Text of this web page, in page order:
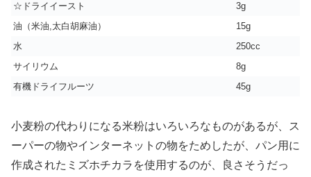
☆ドライイースト
3g
油（米油,太白胡麻油）
15g
水
250cc
サイリウム
8g
有機ドライフルーツ
45g
小麦粉の代わりになる米粉はいろいろなものがあるが、ス
ーパーの物やインターネットの物をためしたが、パン用に
作成されたミズホチカラを使用するのが、良さそうだっ